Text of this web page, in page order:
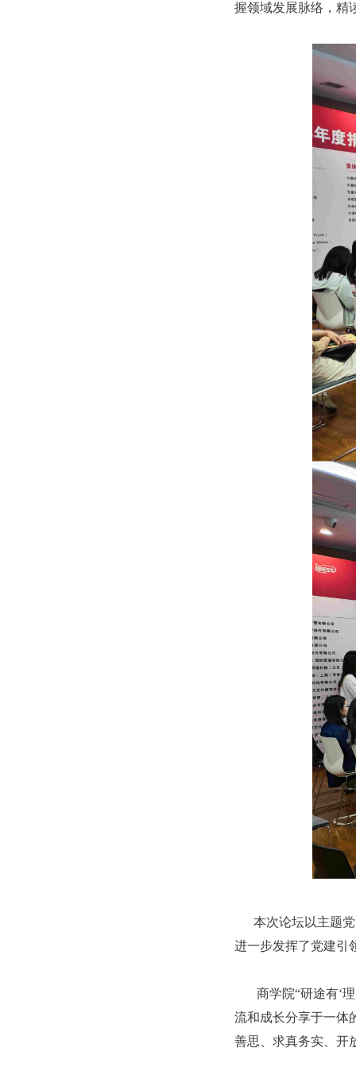
握领域发展脉络，精
本次论坛以主题党
进一步发挥了党建引
商学院“研途有‘理
流和成长分享于一体
善思、求真务实、开